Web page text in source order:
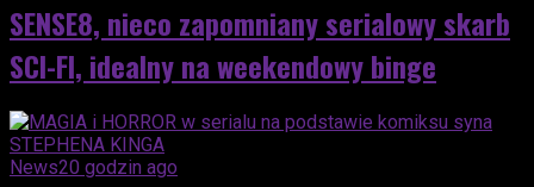
SENSE8, nieco zapomniany serialowy skarb
SCI-FI, idealny na weekendowy binge
News20 godzin ago